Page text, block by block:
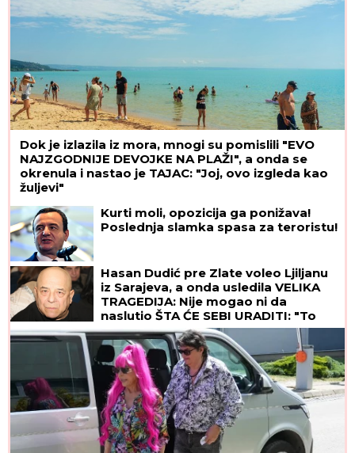
Dok je izlazila iz mora, mnogi su pomislili "EVO
NAJZGODNIJE DEVOJKE NA PLAŽI", a onda se
okrenula i nastao je TAJAC: "Joj, ovo izgleda kao
žuljevi"
Kurti moli, opozicija ga ponižava!
Poslednja slamka spasa za teroristu!
Hasan Dudić pre Zlate voleo Ljiljanu
iz Sarajeva, a onda usledila VELIKA
TRAGEDIJA: Nije mogao ni da
naslutio ŠTA ĆE SEBI URADITI: "To
sam kasnije saznao"